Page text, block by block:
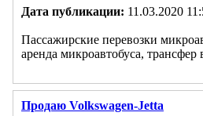
Дата публикации: 11.03.2020
Пассажирские перевозки
аренда микроавтобуса, трансфер
Продаю Volkswagen-Jetta